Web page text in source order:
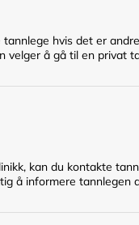
hvis det er
å gå til en privat
kan du kontakte
å informere